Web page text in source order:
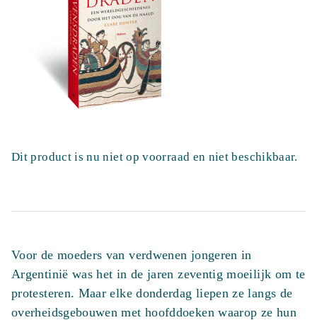
Dit product is nu niet op voorraad en niet beschikbaar.
Voor de moeders van verdwenen jongeren in
Argentinië was het in de jaren zeventig moeilijk om te
protesteren. Maar elke donderdag liepen ze langs de
overheidsgebouwen met hoofddoeken waarop ze hun